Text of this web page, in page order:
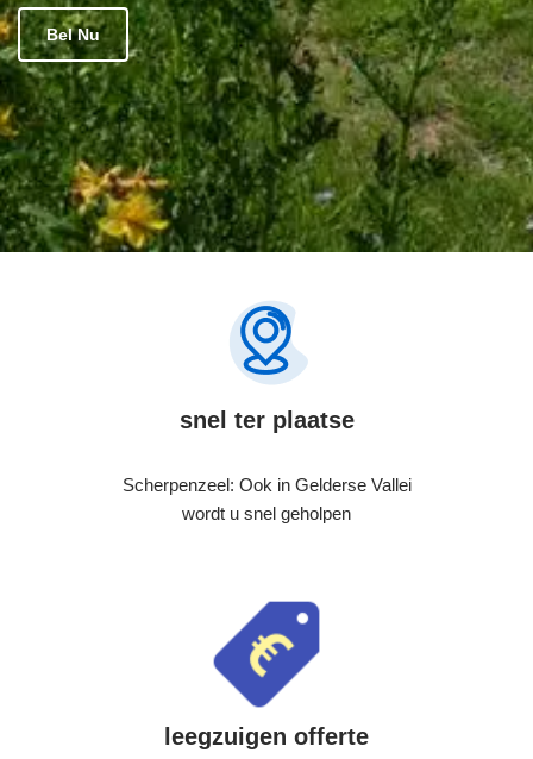
Bel Nu
snel ter plaatse
Scherpenzeel: Ook in Gelderse Vallei
wordt u snel geholpen
leegzuigen offerte